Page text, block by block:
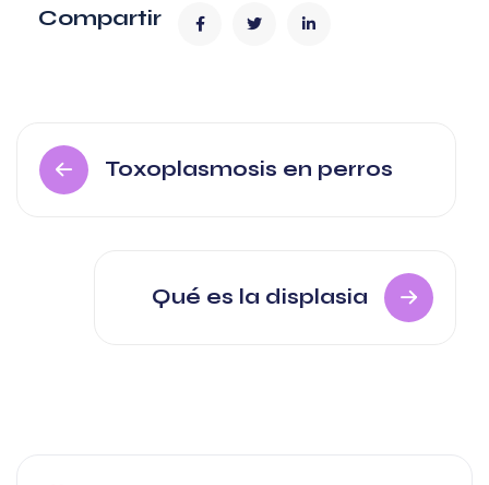
Compartir
Navegación
entradas
Toxoplasmosis en perros
Qué es la displasia